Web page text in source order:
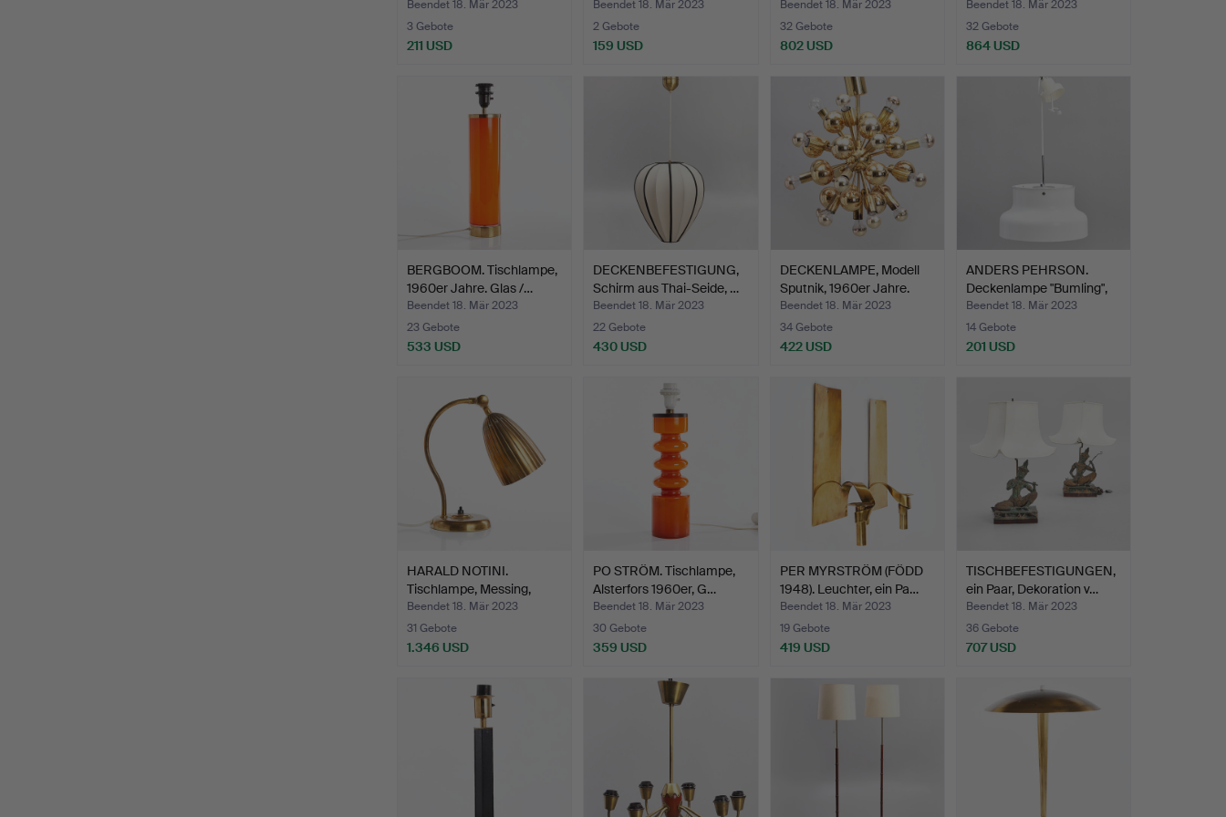
Beendet 18. Mär 2023
3 Gebote
211 USD
Beendet 18. Mär 2023
2 Gebote
159 USD
Beendet 18. Mär 2023
32 Gebote
802 USD
Innere…
Beendet 18. Mär 2023
32 Gebote
864 USD
BERGBOOM. Tischlampe,
1960er Jahre. Glas /…
Beendet 18. Mär 2023
23 Gebote
533 USD
DECKENBEFESTIGUNG,
Schirm aus Thai-Seide, …
Beendet 18. Mär 2023
22 Gebote
430 USD
DECKENLAMPE, Modell
Sputnik, 1960er Jahre.
Beendet 18. Mär 2023
34 Gebote
422 USD
ANDERS PEHRSON.
Deckenlampe "Bumling",
Ate…
Beendet 18. Mär 2023
14 Gebote
201 USD
HARALD NOTINI.
Tischlampe, Messing,
Modell…
Beendet 18. Mär 2023
31 Gebote
1.346 USD
PO STRÖM. Tischlampe,
Alsterfors 1960er, G…
Beendet 18. Mär 2023
30 Gebote
359 USD
PER MYRSTRÖM (FÖDD
1948). Leuchter, ein Pa…
Beendet 18. Mär 2023
19 Gebote
419 USD
TISCHBEFESTIGUNGEN,
ein Paar, Dekoration v…
Beendet 18. Mär 2023
36 Gebote
707 USD